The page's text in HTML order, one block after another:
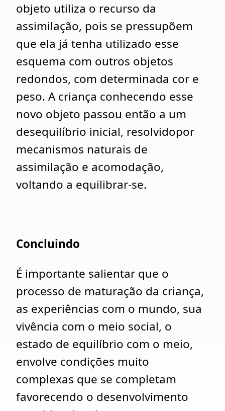
objeto utiliza o recurso da
assimilação, pois se pressupõem
que ela já tenha utilizado esse
esquema com outros objetos
redondos, com determinada cor e
peso. A criança conhecendo esse
novo objeto passou então a um
desequilíbrio inicial, resolvidopor
mecanismos naturais de
assimilação e acomodação,
voltando a equilibrar-se.
Concluindo
É importante salientar que o
processo de maturação da criança,
as experiências com o mundo, sua
vivência com o meio social, o
estado de equilíbrio com o meio,
envolve condições muito
complexas que se completam
favorecendo o desenvolvimento